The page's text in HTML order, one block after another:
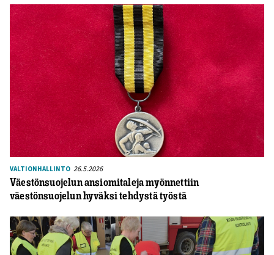
VALTIONHALLINTO 26.5.2026
Väestönsuojelun ansiomitaleja myönnettiin
väestönsuojelun hyväksi tehdystä työstä